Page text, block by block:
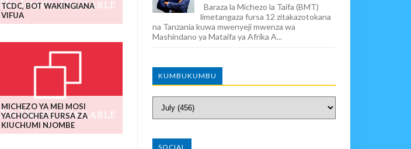
TCDC, BOT WAKINGIANA
VIFUA
MICHEZO YA MEI MOSI
YACHOCHEA FURSA ZA
KIUCHUMI NJOMBE
Baraza la Michezo la Taifa (BMT)
limetangaza fursa 12 zitakazotokana
na Tanzania kuwa mwenyeji mwenza wa
Mashindano ya Mataifa ya Afrika A...
KUMBUKUMBU
SOCIAL